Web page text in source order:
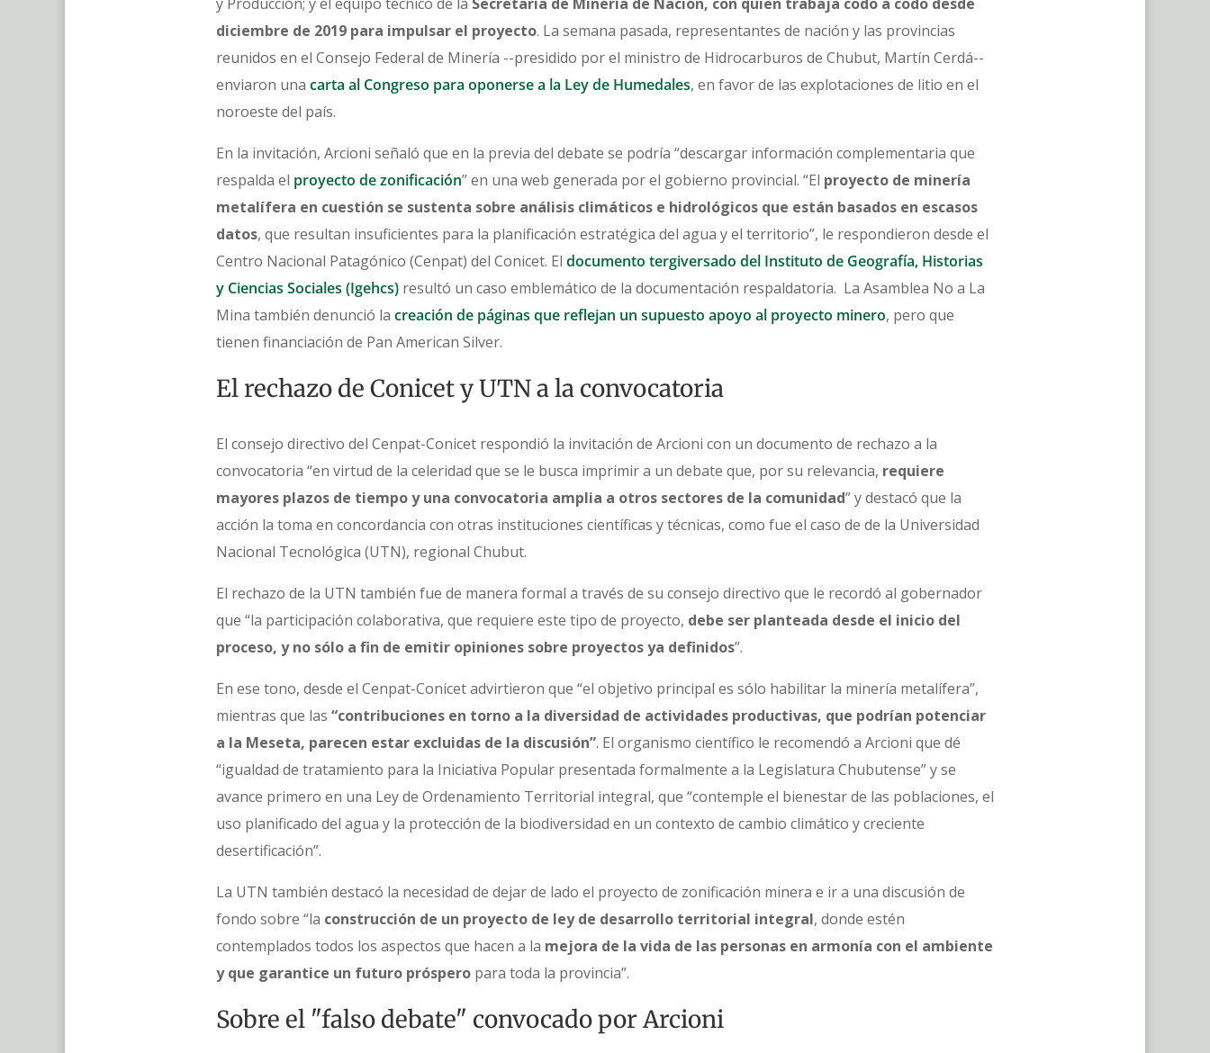
diciembre de 2019 para impulsar el proyecto. La semana pasada, representantes de nación y las provincias
reunidos en el Consejo Federal de Minería --presidido por el ministro de Hidrocarburos de Chubut, Martín Cerdá--
enviaron una carta al Congreso para oponerse a la Ley de Humedales, en favor de las explotaciones de litio en el
noroeste del país.
En la invitación, Arcioni señaló que en la previa del debate se podría “descargar información complementaria que
respalda el proyecto de zonificación” en una web generada por el gobierno provincial. “El proyecto de minería
metalífera en cuestión se sustenta sobre análisis climáticos e hidrológicos que están basados en escasos
datos, que resultan insuficientes para la planificación estratégica del agua y el territorio”, le respondieron desde el
Centro Nacional Patagónico (Cenpat) del Conicet. El documento tergiversado del Instituto de Geografía, Historias
y Ciencias Sociales (Igehcs) resultó un caso emblemático de la documentación respaldatoria. La Asamblea No a La
Mina también denunció la creación de páginas que reflejan un supuesto apoyo al proyecto minero, pero que
tienen financiación de Pan American Silver.
El rechazo de Conicet y UTN a la convocatoria
El consejo directivo del Cenpat-Conicet respondió la invitación de Arcioni con un documento de rechazo a la
convocatoria “en virtud de la celeridad que se le busca imprimir a un debate que, por su relevancia, requiere
mayores plazos de tiempo y una convocatoria amplia a otros sectores de la comunidad” y destacó que la
acción la toma en concordancia con otras instituciones científicas y técnicas, como fue el caso de de la Universidad
Nacional Tecnológica (UTN), regional Chubut.
El rechazo de la UTN también fue de manera formal a través de su consejo directivo que le recordó al gobernador
que “la participación colaborativa, que requiere este tipo de proyecto, debe ser planteada desde el inicio del
proceso, y no sólo a fin de emitir opiniones sobre proyectos ya definidos”.
En ese tono, desde el Cenpat-Conicet advirtieron que “el objetivo principal es sólo habilitar la minería metalífera”,
mientras que las “contribuciones en torno a la diversidad de actividades productivas, que podrían potenciar
a la Meseta, parecen estar excluidas de la discusión”. El organismo científico le recomendó a Arcioni que dé
“igualdad de tratamiento para la Iniciativa Popular presentada formalmente a la Legislatura Chubutense” y se
avance primero en una Ley de Ordenamiento Territorial integral, que “contemple el bienestar de las poblaciones, el
uso planificado del agua y la protección de la biodiversidad en un contexto de cambio climático y creciente
desertificación”.
La UTN también destacó la necesidad de dejar de lado el proyecto de zonificación minera e ir a una discusión de
fondo sobre “la construcción de un proyecto de ley de desarrollo territorial integral, donde estén
contemplados todos los aspectos que hacen a la mejora de la vida de las personas en armonía con el ambiente
y que garantice un futuro próspero para toda la provincia”.
Sobre el "falso debate" convocado por Arcioni